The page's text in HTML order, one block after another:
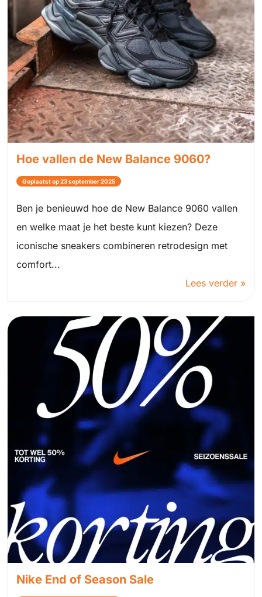
Hoe vallen de New Balance 9060?
Geplaatst op 23 september 2025
Ben je benieuwd hoe de New Balance 9060 vallen
en welke maat je het beste kunt kiezen? Deze
iconische sneakers combineren retrodesign met
comfort...
Lees verder »
Nike End of Season Sale